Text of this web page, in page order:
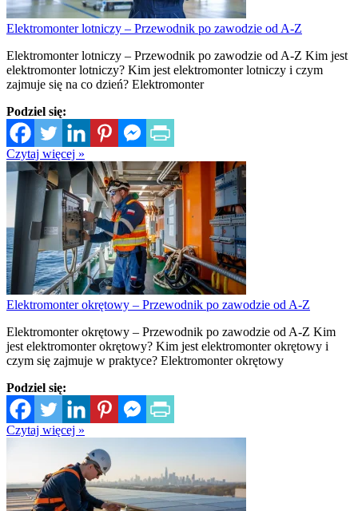
Elektromonter lotniczy – Przewodnik po zawodzie od A-Z
Elektromonter lotniczy – Przewodnik po zawodzie od A-Z Kim jest
elektromonter lotniczy? Kim jest elektromonter lotniczy i czym
zajmuje się na co dzień? Elektromonter
Podziel się:
Czytaj więcej »
Elektromonter okrętowy – Przewodnik po zawodzie od A-Z
Elektromonter okrętowy – Przewodnik po zawodzie od A-Z Kim
jest elektromonter okrętowy? Kim jest elektromonter okrętowy i
czym się zajmuje w praktyce? Elektromonter okrętowy
Podziel się:
Czytaj więcej »